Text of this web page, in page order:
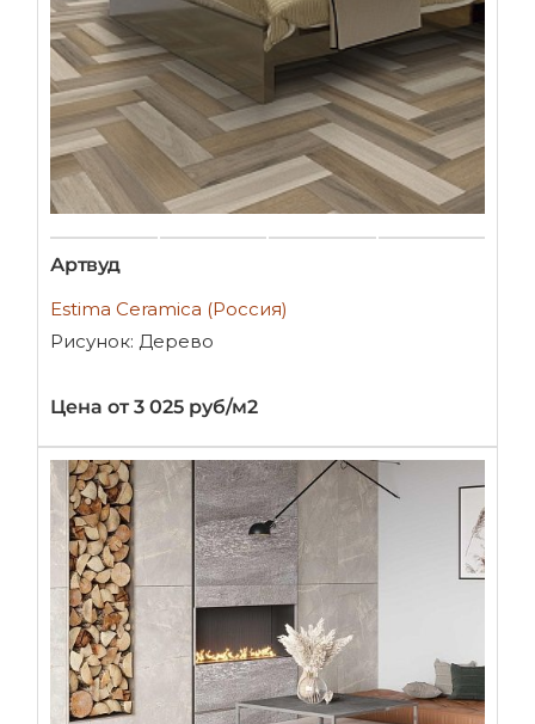
Артвуд
Estima Ceramica (Россия)
Рисунок: Дерево
Цена от 3 025 руб/м2